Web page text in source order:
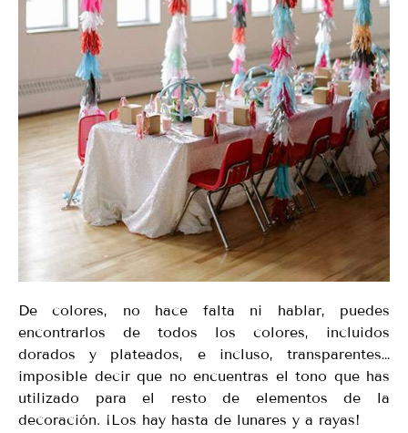
De colores, no hace falta ni hablar, puedes
encontrarlos de todos los colores, incluidos
dorados y plateados, e incluso, transparentes…
imposible decir que no encuentras el tono que has
utilizado para el resto de elementos de la
decoración. ¡Los hay hasta de lunares y a rayas!